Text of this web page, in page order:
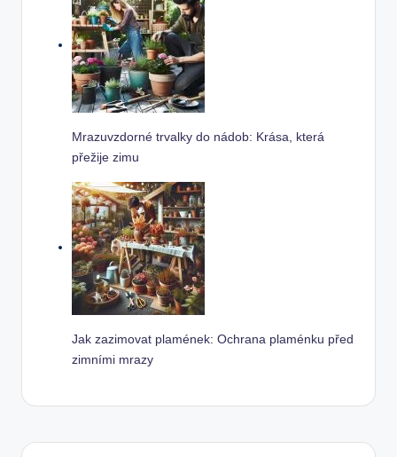
Mrazuvzdorné trvalky do nádob: Krása, která
přežije zimu
Jak zazimovat plamének: Ochrana plaménku před
zimními mrazy